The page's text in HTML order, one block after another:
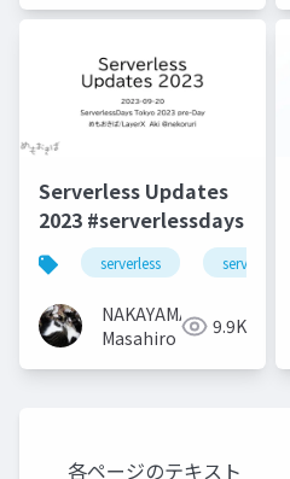
Serverless Updates
2023 #serverlessdays
serverless
NAKAYAMA
Masahiro
9.9K
各ページのテキスト